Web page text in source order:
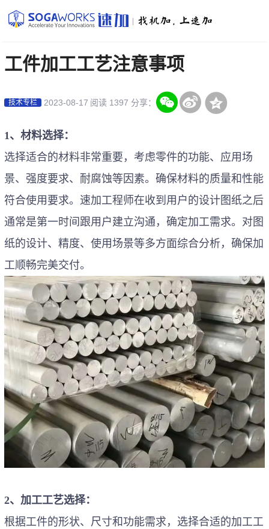
工件加工工艺注意事项
技术专栏 2023-08-17 阅读 1397 分享：
1、材料选择：
选择适合的材料非常重要，考虑零件的功能、 应用场
景、 强度要求、耐腐蚀等因素。确保材料的质量和性能
符合使用 要求。 速加工程师在收到用户的设计图纸之后
通常是第一时间跟用户建立沟通，确定加工需求。对图
纸的设计、精度、使用场景等多方面综合分析，确保加
工顺畅完美交付。
2、加工工艺选择：
根据工件的形状、尺寸和功能需求，选择合适的加工工